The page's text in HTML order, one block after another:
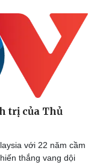
thời sự
đêm khuya
trị của Thủ
với 22 năm cầm
thắng vang dội